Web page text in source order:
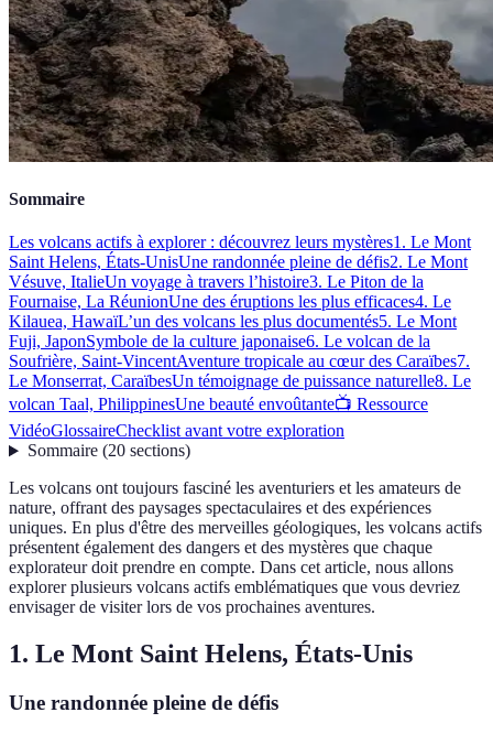
Sommaire
Les volcans actifs à explorer : découvrez leurs mystères1. Le Mont
Saint Helens, États-UnisUne randonnée pleine de défis2. Le Mont
Vésuve, ItalieUn voyage à travers l’histoire3. Le Piton de la
Fournaise, La RéunionUne des éruptions les plus efficaces4. Le
Kilauea, HawaïL’un des volcans les plus documentés5. Le Mont
Fuji, JaponSymbole de la culture japonaise6. Le volcan de la
Soufrière, Saint-VincentAventure tropicale au cœur des Caraïbes7.
Le Monserrat, CaraïbesUn témoignage de puissance naturelle8. Le
volcan Taal, PhilippinesUne beauté envoûtante📺 Ressource
VidéoGlossaireChecklist avant votre exploration
Sommaire(20 sections)
Les volcans ont toujours fasciné les aventuriers et les amateurs de
nature, offrant des paysages spectaculaires et des expériences
uniques. En plus d'être des merveilles géologiques, les volcans actifs
présentent également des dangers et des mystères que chaque
explorateur doit prendre en compte. Dans cet article, nous allons
explorer plusieurs volcans actifs emblématiques que vous devriez
envisager de visiter lors de vos prochaines aventures.
1. Le Mont Saint Helens, États-Unis
Une randonnée pleine de défis